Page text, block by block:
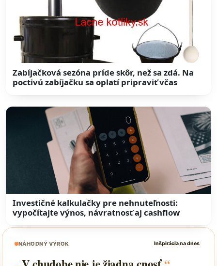
Zabíjačková sezóna príde skôr, než sa zdá. Na
poctivú zabíjačku sa oplatí pripraviť včas
Investičné kalkulačky pre nehnuteľnosti:
vypočítajte výnos, návratnosť aj cashflow